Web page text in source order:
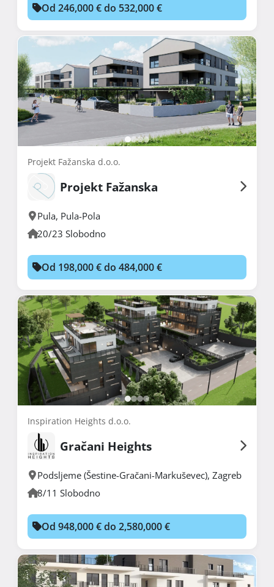
Od 246,000 € do 532,000 €
Projekt Fažanska d.o.o.
Projekt Fažanska
Pula, Pula-Pola
20/23 Slobodno
Od 198,000 € do 484,000 €
Inspiration Heights d.o.o.
Gračani Heights
Podsljeme (Šestine-Gračani-Markuševec), Zagreb
8/11 Slobodno
Od 948,000 € do 2,580,000 €